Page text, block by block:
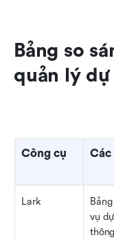
Bảng so
quản lý dự
Công cụ
Lark
vụ